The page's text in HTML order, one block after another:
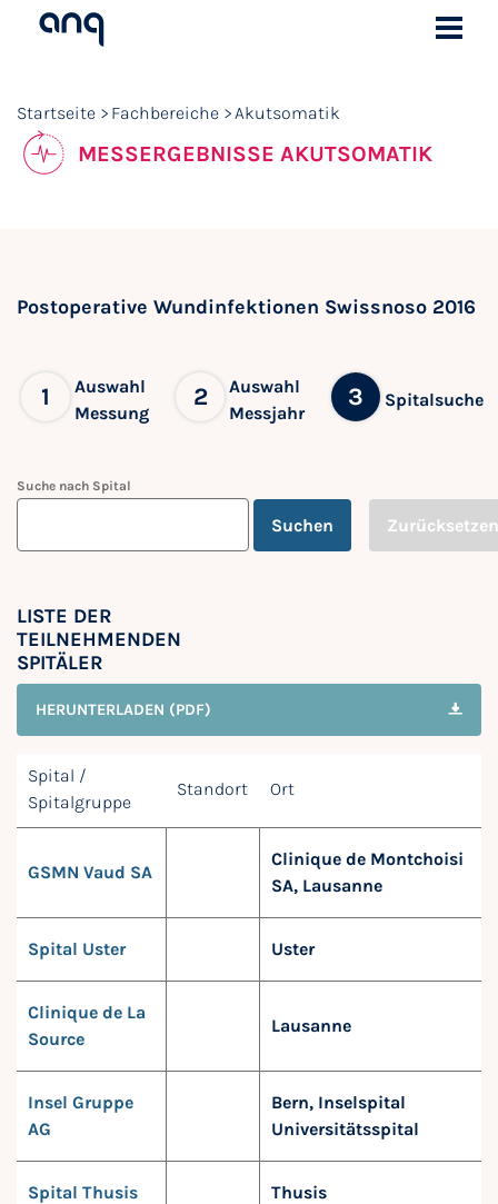
Startseite Fachbereiche Akutsomatik
MESSERGEBNISSE AKUTSOMATIK
Postoperative Wundinfektionen Swissnoso 2016
1
Auswahl
Messung
2
Auswahl
Messjahr
3 Spitalsuche
Suche nach Spital
Suchen
LISTE DER
TEILNEHMENDEN
SPITÄLER
HERUNTERLADEN (PDF)
Spital /
Spitalgruppe
Standort Ort
GSMN Vaud SA
Clinique de Montchoisi
SA, Lausanne
Spital Uster Uster
Clinique de La
Source
Lausanne
Insel Gruppe
AG
Bern, Inselspital
Universitätsspital
Spital Thusis Thusis